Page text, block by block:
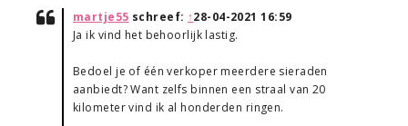
martje55 schreef: ↑28-04-2021 16:59
Ja ik vind het behoorlijk lastig.
Bedoel je of één verkoper meerdere sieraden
aanbiedt? Want zelfs binnen een straal van 20
kilometer vind ik al honderden ringen.